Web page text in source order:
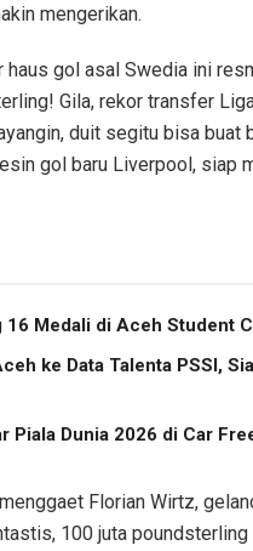
mengerikan.
haus gol asal Swedia ini
Gila, rekor transfer
duit segitu bisa buat
gol baru Liverpool, siap
16 Medali di Aceh Student
ke Data Talenta PSSI,
Piala Dunia 2026 di Car
Florian Wirtz,
100 juta